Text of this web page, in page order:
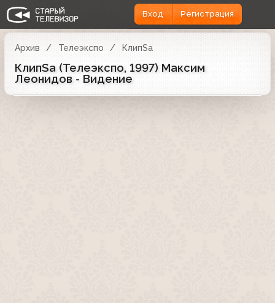
Вход Регистрация
Архив Телеэкспо КлипSа
КлипSa (Телеэкспо, 1997) Максим
Леонидов - Видение